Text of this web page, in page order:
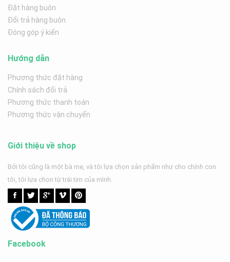
Đặt hàng buôn
Đổi trả hàng buôn
Đóng góp ý kiến
Hướng dẫn
Phương thức đặt hàng
Chính sách đổi trả
Phương thức thanh toán
Phương thức vận chuyển
Giới thiệu về shop
Bởi tôi cũng là một bà mẹ, và tôi lựa chọn sản phẩm như cho chính con
tôi, tôi lựa chọn từ trái tim của mình.
Facebook